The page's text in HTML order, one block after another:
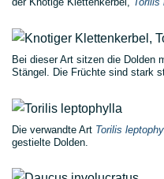
Bei dieser Art sitzen die Dolden
Stängel. Die Früchte sind stark
Die verwandte Art Torilis
gestielte Dolden.